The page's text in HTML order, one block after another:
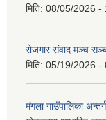
मिति: 08/05/2026 -
रोजगार संवाद मञ्च
मिति: 05/19/2026 -
मंगला गाउँपालिका